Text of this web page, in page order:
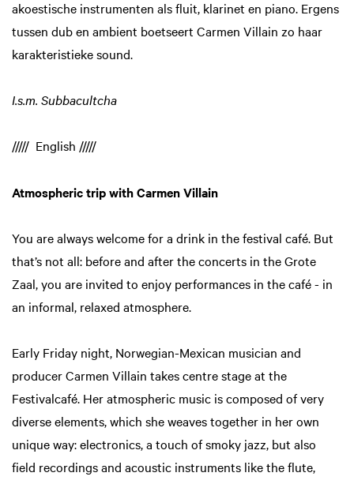
akoestische instrumenten als fluit, klarinet en piano. Ergens
tussen dub en ambient boetseert Carmen Villain zo haar
karakteristieke sound.
I.s.m. Subbacultcha
///// English /////
Atmospheric trip with Carmen Villain
You are always welcome for a drink in the festival café. But
that’s not all: before and after the concerts in the Grote
Zaal, you are invited to enjoy performances in the café - in
an informal, relaxed atmosphere.
Early Friday night, Norwegian-Mexican musician and
producer Carmen Villain takes centre stage at the
Festivalcafé. Her atmospheric music is composed of very
diverse elements, which she weaves together in her own
unique way: electronics, a touch of smoky jazz, but also
field recordings and acoustic instruments like the flute,
Inzoomen